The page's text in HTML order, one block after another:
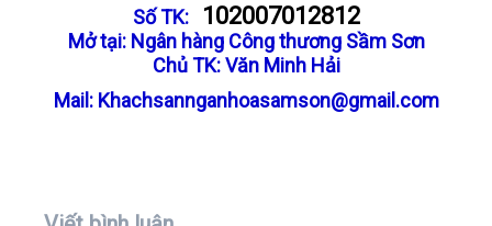
Số TK:
102007012812
Mở tại: Ngân hàng Công thương Sầm Sơn
Chủ TK: Văn Minh Hải
Mail: Khachsannganhoasamson@gmail.com